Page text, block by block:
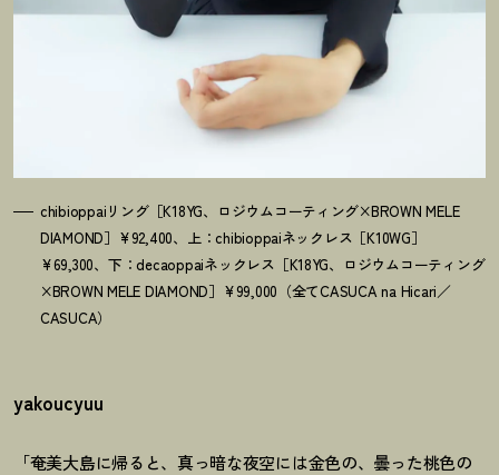
chibioppaiリング［K18YG、ロジウムコーティング×BROWN MELE
DIAMOND］¥92,400、上：chibioppaiネックレス［K10WG］
¥69,300、下：decaoppaiネックレス［K18YG、ロジウムコーティング
×BROWN MELE DIAMOND］¥99,000（全てCASUCA na Hicari／
CASUCA）
yakoucyuu
「奄美大島に帰ると、真っ暗な夜空には金色の、曇った桃色の